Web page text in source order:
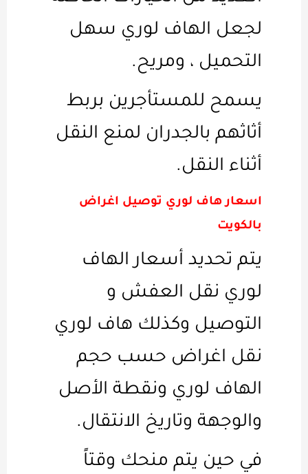
لجعل الهاف لوري سهل
التحميل ، ومريح.
يسمح للمستأجرين بربط
أثاثهم بالجدران لمنع النقل
أثناء النقل.
اسعار هاف لوري توصيل اغراض
بالكويت
يتم تحديد أسعار الهاف
لوري نقل العفش و
التوصيل وكذلك هاف لوري
نقل اغراض حسب حجم
الهاف لوري ونقطة الأصل
والوجهة وتاريخ الانتقال.
في حين يتم منحك وقتاً